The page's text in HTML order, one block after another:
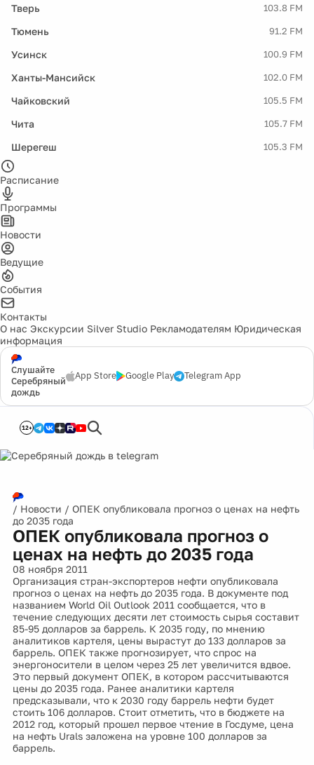
Тверь 103.8 FM
Тюмень 91.2 FM
Усинск 100.9 FM
Ханты-Мансийск 102.0 FM
Чайковский 105.5 FM
Чита 105.7 FM
Шерегеш 105.3 FM
Расписание
Программы
Новости
Ведущие
События
Контакты
О нас Экскурсии Silver Studio Рекламодателям Юридическая
информация
Слушайте
Серебряный
дождь
App Store Google Play Telegram App
12+
/ Новости / ОПЕК опубликовала прогноз о ценах на нефть
до 2035 года
ОПЕК опубликовала прогноз о
ценах на нефть до 2035 года
08 ноября 2011
Организация стран-экспортеров нефти опубликовала
прогноз о ценах на нефть до 2035 года. В документе под
названием World Oil Outlook 2011 сообщается, что в
течение следующих десяти лет стоимость сырья составит
85-95 долларов за баррель. К 2035 году, по мнению
аналитиков картеля, цены вырастут до 133 долларов за
баррель. ОПЕК также прогнозирует, что спрос на
энергоносители в целом через 25 лет увеличится вдвое.
Это первый документ ОПЕК, в котором рассчитываются
цены до 2035 года. Ранее аналитики картеля
предсказывали, что к 2030 году баррель нефти будет
стоить 106 долларов. Стоит отметить, что в бюджете на
2012 год, который прошел первое чтение в Госдуме, цена
на нефть Urals заложена на уровне 100 долларов за
баррель.